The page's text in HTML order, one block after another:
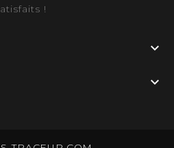
!

